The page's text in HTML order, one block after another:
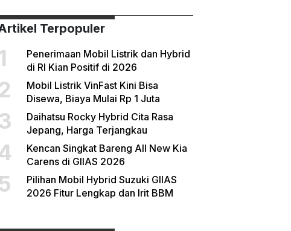
Terpopuler
Penerimaan Mobil Listrik dan Hybrid
di RI Kian Positif di 2026
Mobil Listrik VinFast Kini Bisa
Disewa, Biaya Mulai Rp 1 Juta
Daihatsu Rocky Hybrid Cita Rasa
Jepang, Harga Terjangkau
Kencan Singkat Bareng All New Kia
Carens di GIIAS 2026
Pilihan Mobil Hybrid Suzuki GIIAS
2026 Fitur Lengkap dan Irit BBM